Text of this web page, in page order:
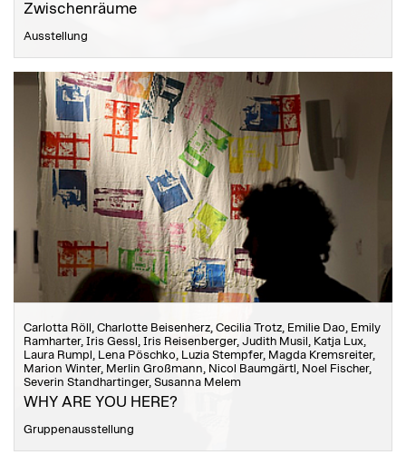
Zwischenräume
Ausstellung
Carlotta Röll, Charlotte Beisenherz, Cecilia Trotz, Emilie Dao, Emily
Ramharter, Iris Gessl, Iris Reisenberger, Judith Musil, Katja Lux,
Laura Rumpl, Lena Pöschko, Luzia Stempfer, Magda Kremsreiter,
Marion Winter, Merlin Großmann, Nicol Baumgärtl, Noel Fischer,
Severin Standhartinger, Susanna Melem
WHY ARE YOU HERE?
Gruppenausstellung